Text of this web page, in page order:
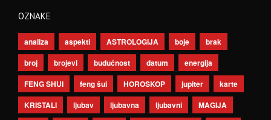
OZNAKE
analiza aspekti ASTROLOGIJA boje
brak
broj
brojevi budućnost datum
energija
FENG SHUI
feng šui HOROSKOP jupiter
karte
KRISTALI
ljubav ljubavna ljubavni
MAGIJA